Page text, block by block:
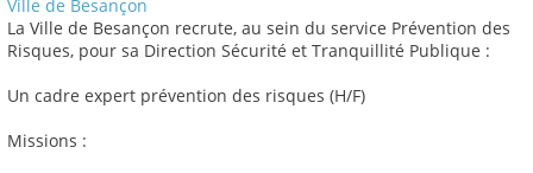
Ville de Besançon
La Ville de Besançon recrute, au sein du service Prévention des
Risques, pour sa Direction Sécurité et Tranquillité Publique :
Un cadre expert prévention des risques (H/F)
Missions :